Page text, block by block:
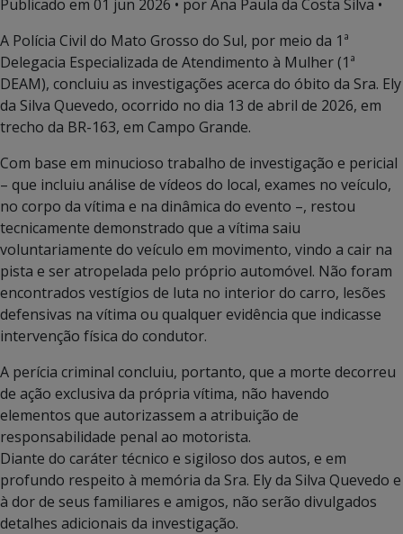
Publicado em 01 jun 2026 • por Ana Paula da Costa Silva •
A Polícia Civil do Mato Grosso do Sul, por meio da 1ª
Delegacia Especializada de Atendimento à Mulher (1ª
DEAM), concluiu as investigações acerca do óbito da Sra. Ely
da Silva Quevedo, ocorrido no dia 13 de abril de 2026, em
trecho da BR-163, em Campo Grande.
Com base em minucioso trabalho de investigação e pericial
– que incluiu análise de vídeos do local, exames no veículo,
no corpo da vítima e na dinâmica do evento –, restou
tecnicamente demonstrado que a vítima saiu
voluntariamente do veículo em movimento, vindo a cair na
pista e ser atropelada pelo próprio automóvel. Não foram
encontrados vestígios de luta no interior do carro, lesões
defensivas na vítima ou qualquer evidência que indicasse
intervenção física do condutor.
A perícia criminal concluiu, portanto, que a morte decorreu
de ação exclusiva da própria vítima, não havendo
elementos que autorizassem a atribuição de
responsabilidade penal ao motorista.
Diante do caráter técnico e sigiloso dos autos, e em
profundo respeito à memória da Sra. Ely da Silva Quevedo e
à dor de seus familiares e amigos, não serão divulgados
detalhes adicionais da investigação.